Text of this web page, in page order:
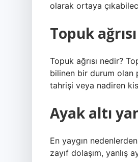
olarak ortaya
Topuk
Topuk ağrısı nedir?
bilinen bir durum olan
tahrişi veya nadiren
Ayak altı
En yaygın
zayıf dolaşım, yanlış